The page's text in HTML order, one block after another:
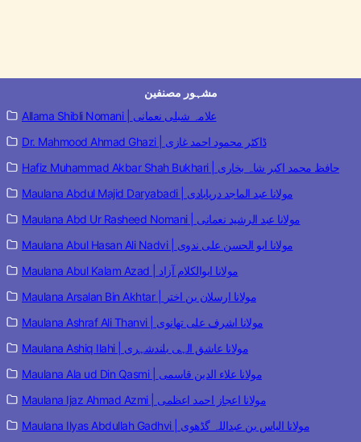
مشہور مصنفین
Allama Shibli Nomani | علامہ شبلی نعمانی
Dr. Mahmood Ahmad Ghazi | ڈاکٹر محمود احمد غازی
Hafiz Muhammad Akbar Shah Bukhari | حافظ محمد اکبر شاہ بخاری
Maulana Abdul Majid Daryabadi | مولانا عبد الماجد دریابادی
Maulana Abd Ur Rasheed Nomani | مولانا عبد الرشید نعمانی
Maulana Abul Hasan Ali Nadvi | مولانا ابو الحسن علی ندوی
Maulana Abul Kalam Azad | مولانا ابوالکلام آزاد
Maulana Arsalan Bin Akhtar | مولانا ارسلان بن اختر
Maulana Ashraf Ali Thanvi | مولانا اشرف علی تھانوی
Maulana Ashiq Ilahi | مولانا عاشق الہی بلندشہری
Maulana Ala ud Din Qasmi | مولانا علاء الدین قاسمی
Maulana Ijaz Ahmad Azmi | مولانا اعجاز احمد اعظمی
Maulana Ilyas Abdullah Gadhvi | مولانا الیاس بن عبداللہ گڈھوی